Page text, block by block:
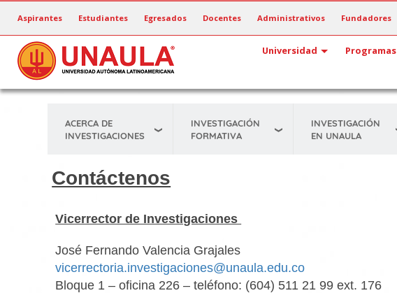
contenido
principal
Aspirantes Estudiantes Egresados Docentes Administrativos Fundadores
Universidad Programas
ACERCA DE
INVESTIGACIONES
INVESTIGACIÓN
FORMATIVA
INVESTIGACIÓN
EN UNAULA
Contáctenos
Vicerrector de Investigaciones
José Fernando Valencia Grajales
vicerrectoria.investigaciones@unaula.edu.co
Bloque 1 – oficina 226 – teléfono: (604) 511 21 99 ext. 176